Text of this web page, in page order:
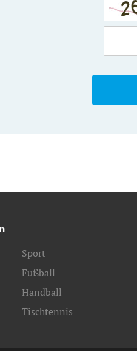
Sport
Fußball
Handball
Tischtennis